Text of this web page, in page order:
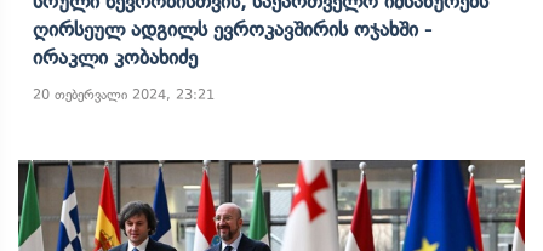
Ღირსეულ Ადგილს Ევროკავშირის Ოჯახში -
Ირაკლი Კობახიძე
20 თებერვალი 2024, 23:21